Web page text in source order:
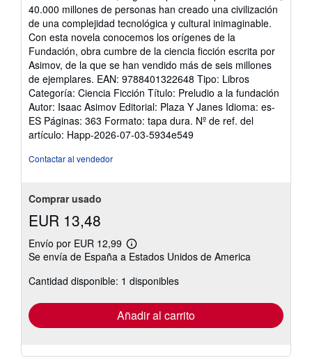
5
estrellas
40.000 millones de personas han creado una civilización
de una complejidad tecnológica y cultural inimaginable.
Con esta novela conocemos los orígenes de la
Fundación, obra cumbre de la ciencia ficción escrita por
Asimov, de la que se han vendido más de seis millones
de ejemplares. EAN: 9788401322648 Tipo: Libros
Categoría: Ciencia Ficción Título: Preludio a la fundación
Autor: Isaac Asimov Editorial: Plaza Y Janes Idioma: es-
ES Páginas: 363 Formato: tapa dura. Nº de ref. del
artículo: Happ-2026-07-03-5934e549
Contactar al vendedor
Comprar usado
EUR 13,48
Envío por EUR 12,99
Más
información
las
tarifas
envío
Se envía de España a Estados Unidos de America
Cantidad disponible: 1 disponibles
Añadir al carrito